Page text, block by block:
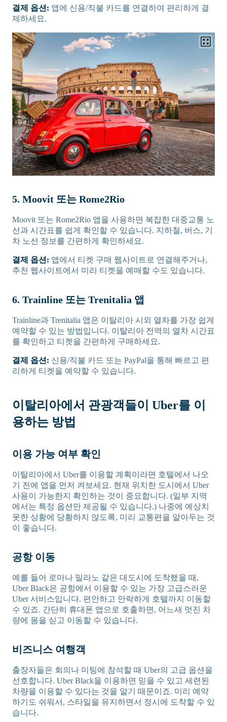
결제 옵션: 앱에 신용/직불 카드를 연결하여 편리하게 결
제하세요.
5. Moovit 또는 Rome2Rio
Moovit 또는 Rome2Rio 앱을 사용하면 복잡한 대중교통 노
선과 시간표를 쉽게 확인할 수 있습니다. 지하철, 버스, 기
차 노선 정보를 간편하게 확인하세요.
결제 옵션: 앱에서 티켓 구매 웹사이트로 연결해주거나,
추천 웹사이트에서 미리 티켓을 예매할 수도 있습니다.
6. Trainline 또는 Trenitalia 앱
Trainline과 Trenitalia 앱은 이탈리아 시외 열차를 가장 쉽게
예약할 수 있는 방법입니다. 이탈리아 전역의 열차 시간표
를 확인하고 티켓을 간편하게 구매하세요.
결제 옵션: 신용/직불 카드 또는 PayPal을 통해 빠르고 편
리하게 티켓을 예약할 수 있습니다.
이탈리아에서 관광객들이 Uber를 이
용하는 방법
이용 가능 여부 확인
이탈리아에서 Uber를 이용할 계획이라면 호텔에서 나오
기 전에 앱을 먼저 켜보세요. 현재 위치한 도시에서 Uber
사용이 가능한지 확인하는 것이 중요합니다. (일부 지역
에서는 특정 옵션만 제공될 수 있습니다.) 나중에 예상치
못한 상황에 당황하지 않도록, 미리 교통편을 알아두는 것
이 좋습니다.
공항 이동
예를 들어 로마나 밀라노 같은 대도시에 도착했을 때,
Uber Black은 공항에서 이용할 수 있는 가장 고급스러운
Uber 서비스입니다. 편안하고 안락하게 호텔까지 이동할
수 있죠. 간단히 휴대폰 앱으로 호출하면, 어느새 멋진 차
량에 몸을 싣고 이동할 수 있습니다.
비즈니스 여행객
출장자들은 회의나 미팅에 참석할 때 Uber의 고급 옵션을
선호합니다. Uber Black을 이용하면 믿을 수 있고 세련된
차량을 이용할 수 있다는 것을 알기 때문이죠. 미리 예약
하기도 쉬워서, 스타일을 유지하면서 정시에 도착할 수 있
습니다.